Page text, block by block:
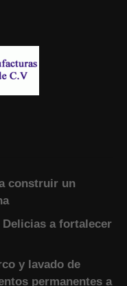
construir un
a fortalecer
y lavado de
permanentes a